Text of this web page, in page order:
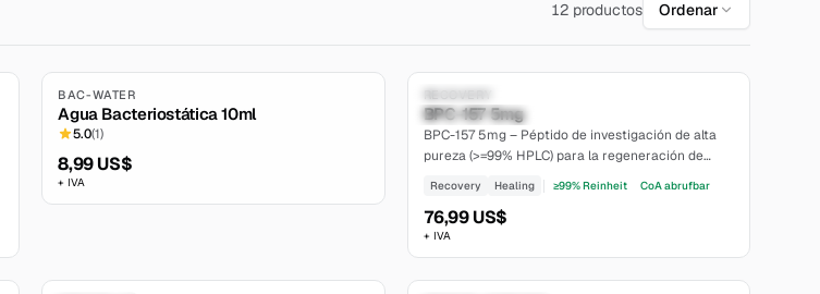
12 productos Ordenar
BAC-WATER
Agua Bacteriostática 10ml
5.0(1)
8,99 US$
+ IVA
Solo para investigación
Establecido
BPC-157 5mg
BPC-157 5mg – Péptido de investigación de alta
pureza (>=99% HPLC) para la regeneración de
tejidos y curación. Polvo liofilizado, trazable por
lote. El Certificado de Análisis está disponible en
nuestro sitio web.
Recovery Healing ≥99% Reinheit CoA abrufbar
76,99 US$
+ IVA
6.7